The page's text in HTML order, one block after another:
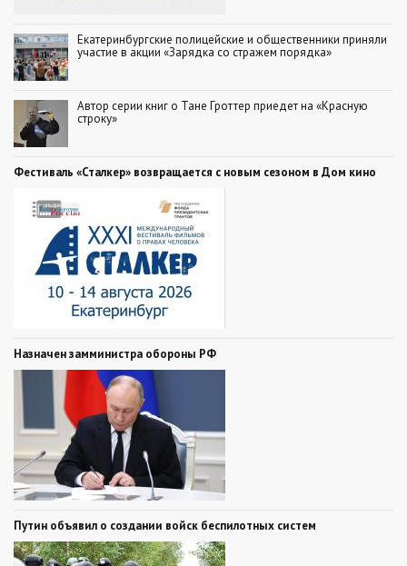
Екатеринбургские полицейские и общественники приняли
участие в акции «Зарядка со стражем порядка»
Автор серии книг о Тане Гроттер приедет на «Красную
строку»
Фестиваль «Сталкер» возвращается с новым сезоном в Дом кино
Назначен замминистра обороны РФ
Путин объявил о создании войск беспилотных систем